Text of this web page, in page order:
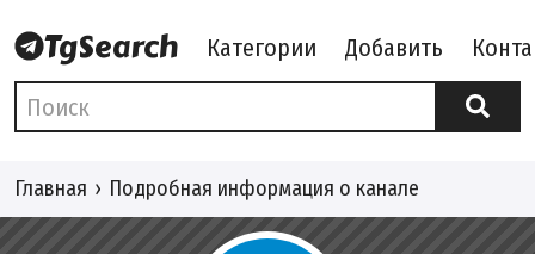
Категории Добавить
Главная Подробная информация о канале